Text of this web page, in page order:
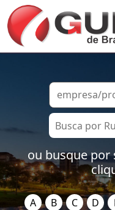
ou busque por
A B C D